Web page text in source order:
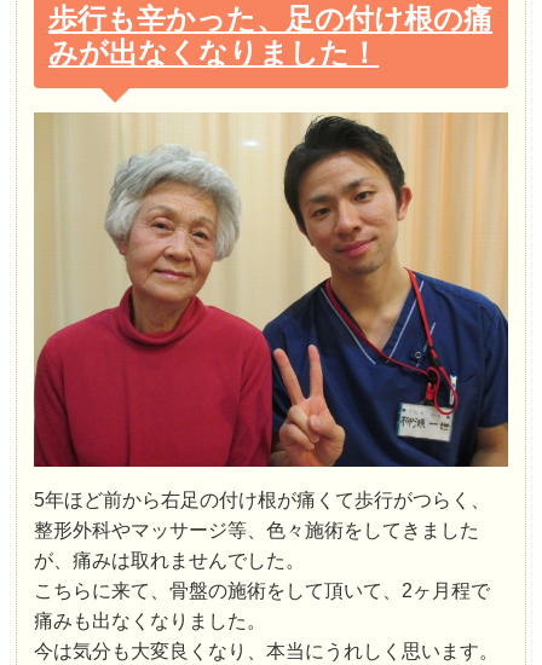
歩行も辛かった、足の付け根の痛
みが出なくなりました！
5年ほど前から右足の付け根が痛くて歩行がつらく、
整形外科やマッサージ等、色々施術をしてきました
が、痛みは取れませんでした。
こちらに来て、骨盤の施術をして頂いて、2ヶ月程で
痛みも出なくなりました。
今は気分も大変良くなり、本当にうれしく思います。